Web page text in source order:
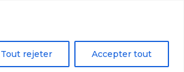
Tout rejeter Accepter tout